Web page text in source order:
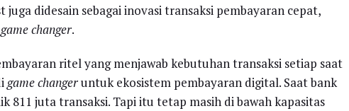
juga didesain sebagai inovasi transaksi pembayaran cepat,
game changer.
ritel yang menjawab kebutuhan transaksi setiap saat
game changeruntuk ekosistem pembayaran digital. Saat bank
811 juta transaksi. Tapi itu tetap masih di bawah kapasitas